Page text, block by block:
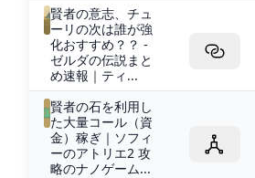
賢者の意志、チュ
ーリの次は誰が強
化おすすめ？？ -
ゼルダの伝説まと
め速報｜ティ...
賢者の石を利用し
た大量コール（資
金）稼ぎ｜ソフィ
ーのアトリエ2 攻
略のナノゲーム...